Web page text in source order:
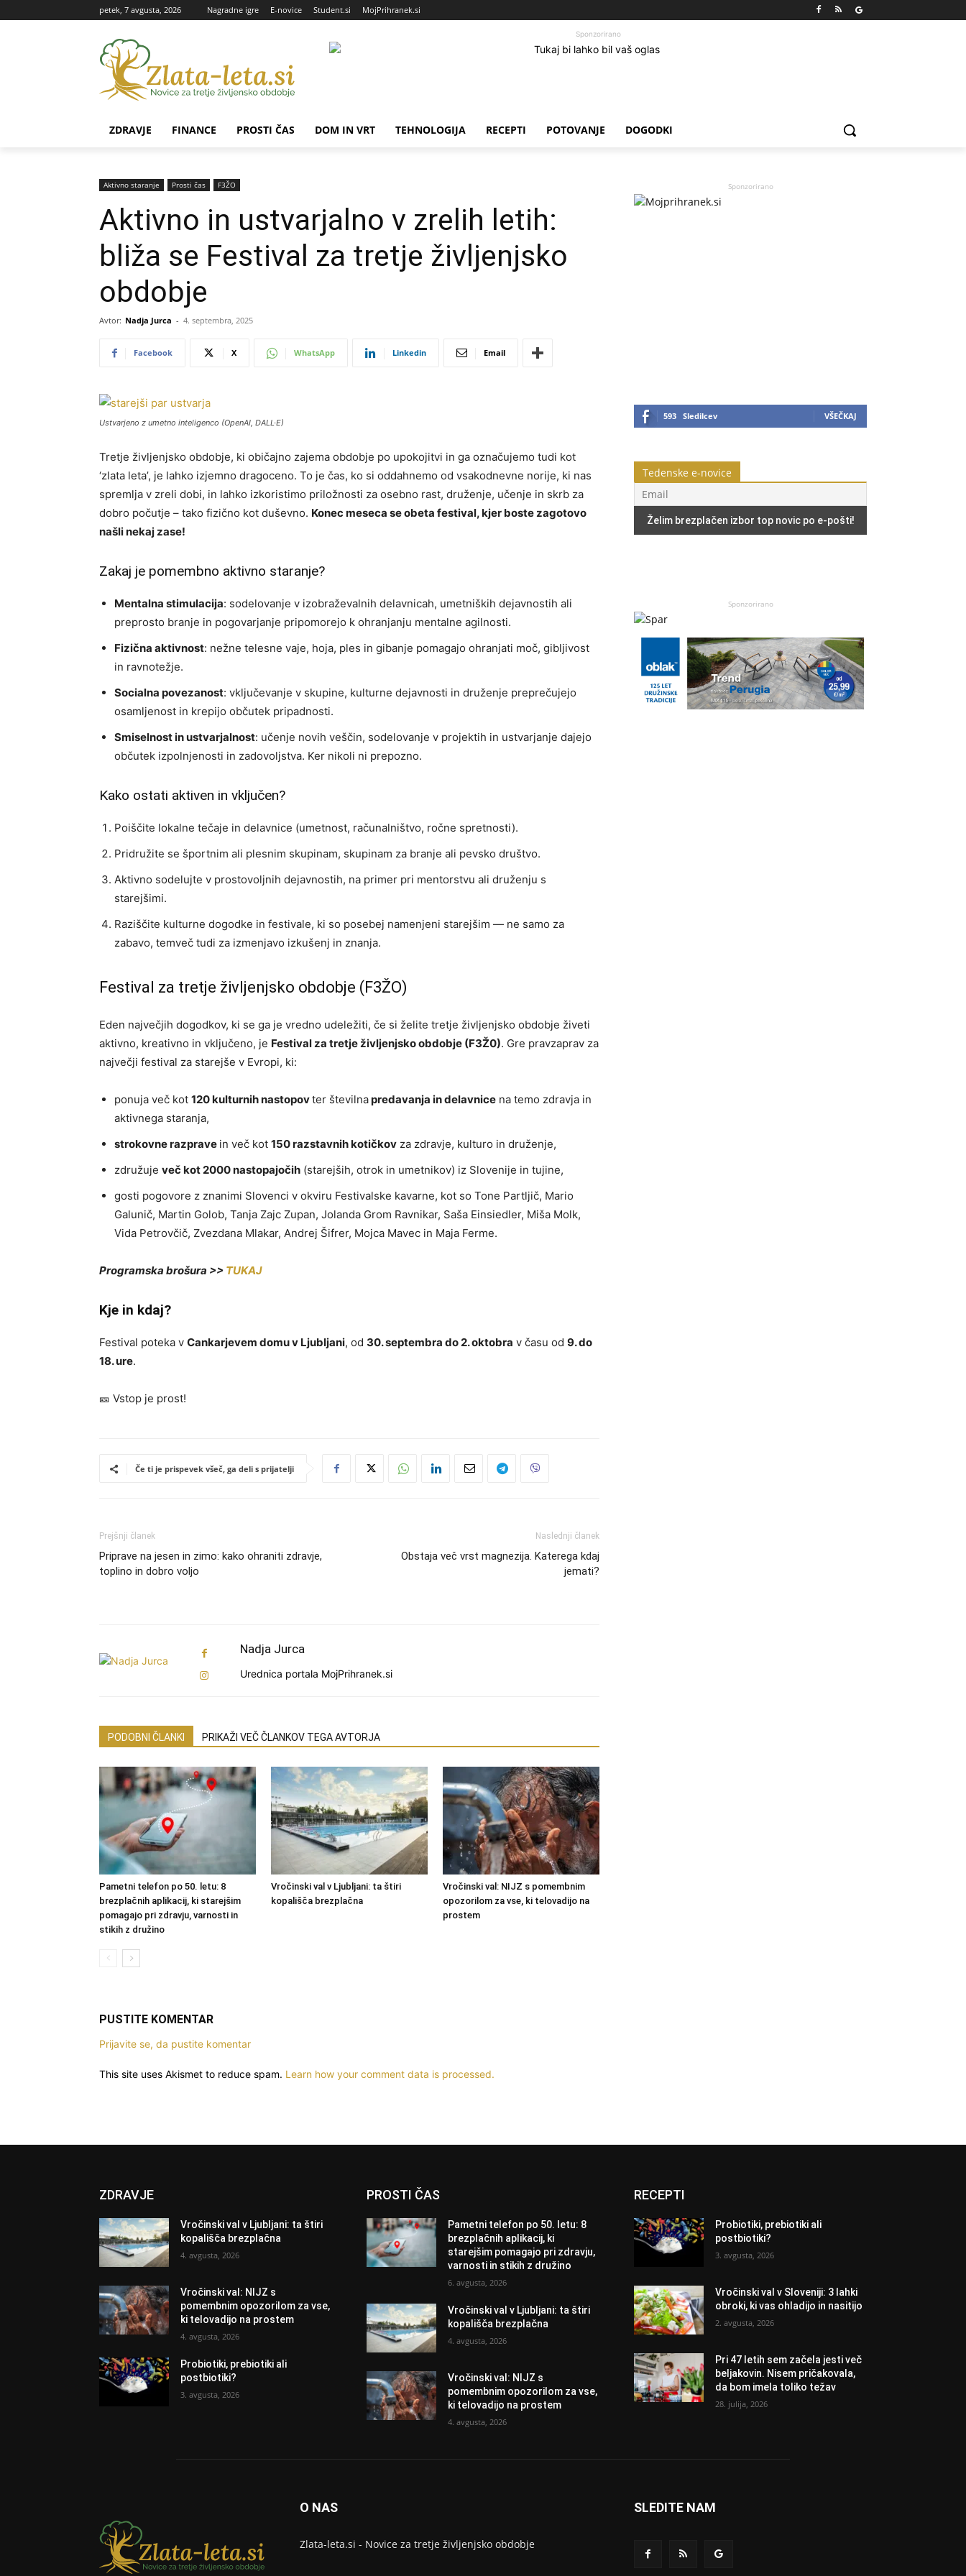
petek, 7 avgusta, 2026 Nagradne igre E-novice Student.si MojPrihranek.si
Sponzorirano
ZDRAVJE FINANCE PROSTI ČAS DOM IN VRT TEHNOLOGIJA RECEPTI POTOVANJE DOGODKI
Aktivno staranje Prosti čas F3ŽO
Aktivno in ustvarjalno v zrelih letih:
bliža se Festival za tretje življenjsko
obdobje
Avtor: Nadja Jurca - 4. septembra, 2025
Facebook X WhatsApp Linkedin Email
Ustvarjeno z umetno inteligenco (OpenAI, DALL·E)
Tretje življenjsko obdobje, ki običajno zajema obdobje po upokojitvi in ga označujemo tudi kot
‘zlata leta’, je lahko izjemno dragoceno. To je čas, ko si oddahnemo od vsakodnevne norije, ki nas
spremlja v zreli dobi, in lahko izkoristimo priložnosti za osebno rast, druženje, učenje in skrb za
dobro počutje – tako fizično kot duševno. Konec meseca se obeta festival, kjer boste zagotovo
našli nekaj zase!
Zakaj je pomembno aktivno staranje?
Mentalna stimulacija: sodelovanje v izobraževalnih delavnicah, umetniških dejavnostih ali
preprosto branje in pogovarjanje pripomorejo k ohranjanju mentalne agilnosti.
Fizična aktivnost: nežne telesne vaje, hoja, ples in gibanje pomagajo ohranjati moč, gibljivost
in ravnotežje.
Socialna povezanost: vključevanje v skupine, kulturne dejavnosti in druženje preprečujejo
osamljenost in krepijo občutek pripadnosti.
Smiselnost in ustvarjalnost: učenje novih veščin, sodelovanje v projektih in ustvarjanje dajejo
občutek izpolnjenosti in zadovoljstva. Ker nikoli ni prepozno.
Kako ostati aktiven in vključen?
Poiščite lokalne tečaje in delavnice (umetnost, računalništvo, ročne spretnosti).
Pridružite se športnim ali plesnim skupinam, skupinam za branje ali pevsko društvo.
Aktivno sodelujte v prostovoljnih dejavnostih, na primer pri mentorstvu ali druženju s
starejšimi.
Raziščite kulturne dogodke in festivale, ki so posebej namenjeni starejšim — ne samo za
zabavo, temveč tudi za izmenjavo izkušenj in znanja.
Festival za tretje življenjsko obdobje (F3ŽO)
Eden največjih dogodkov, ki se ga je vredno udeležiti, če si želite tretje življenjsko obdobje živeti
aktivno, kreativno in vključeno, je Festival za tretje življenjsko obdobje (F3Ž0). Gre pravzaprav za
največji festival za starejše v Evropi, ki:
ponuja več kot 120 kulturnih nastopovter številnapredavanja in delavnice na temo zdravja in
aktivnega staranja,
strokovne razprave in več kot 150 razstavnih kotičkov za zdravje, kulturo in druženje,
združuje več kot 2000 nastopajočih (starejših, otrok in umetnikov) iz Slovenije in tujine,
gosti pogovore z znanimi Slovenci v okviru Festivalske kavarne, kot so Tone Partljič, Mario
Galunič, Martin Golob, Tanja Zajc Zupan, Jolanda Grom Ravnikar, Saša Einsiedler, Miša Molk,
Vida Petrovčič, Zvezdana Mlakar, Andrej Šifrer, Mojca Mavec in Maja Ferme.
Programska brošura >> TUKAJ
Kje in kdaj?
Festival poteka v Cankarjevem domu v Ljubljani, od 30. septembra do 2. oktobra v času od 9. do
18. ure.
🎫 Vstop je prost!
Če ti je prispevek všeč, ga deli s prijatelji
Prejšnji članek
Priprave na jesen in zimo: kako ohraniti zdravje,
toplino in dobro voljo
Naslednji članek
Obstaja več vrst magnezija. Katerega kdaj
jemati?
Nadja Jurca
Urednica portala MojPrihranek.si
PODOBNI ČLANKI PRIKAŽI VEČ ČLANKOV TEGA AVTORJA
Pametni telefon po 50. letu: 8
brezplačnih aplikacij, ki starejšim
pomagajo pri zdravju, varnosti in
stikih z družino
Vročinski val v Ljubljani: ta štiri
kopališča brezplačna
Vročinski val: NIJZ s pomembnim
opozorilom za vse, ki telovadijo na
prostem
PUSTITE KOMENTAR
Prijavite se, da pustite komentar
This site uses Akismet to reduce spam. Learn how your comment data is processed.
Sponzorirano
593 Sledilcev VŠEČKAJ
Tedenske e-novice
Sponzorirano
ZDRAVJE
Vročinski val v Ljubljani: ta štiri
kopališča brezplačna
4. avgusta, 2026
Vročinski val: NIJZ s
pomembnim opozorilom za vse,
ki telovadijo na prostem
4. avgusta, 2026
Probiotiki, prebiotiki ali
postbiotiki?
3. avgusta, 2026
PROSTI ČAS
Pametni telefon po 50. letu: 8
brezplačnih aplikacij, ki
starejšim pomagajo pri zdravju,
varnosti in stikih z družino
6. avgusta, 2026
Vročinski val v Ljubljani: ta štiri
kopališča brezplačna
4. avgusta, 2026
Vročinski val: NIJZ s
pomembnim opozorilom za vse,
ki telovadijo na prostem
4. avgusta, 2026
RECEPTI
Probiotiki, prebiotiki ali
postbiotiki?
3. avgusta, 2026
Vročinski val v Sloveniji: 3 lahki
obroki, ki vas ohladijo in nasitijo
2. avgusta, 2026
Pri 47 letih sem začela jesti več
beljakovin. Nisem pričakovala,
da bom imela toliko težav
28. julija, 2026
O NAS
Zlata-leta.si - Novice za tretje življenjsko obdobje
SLEDITE NAM